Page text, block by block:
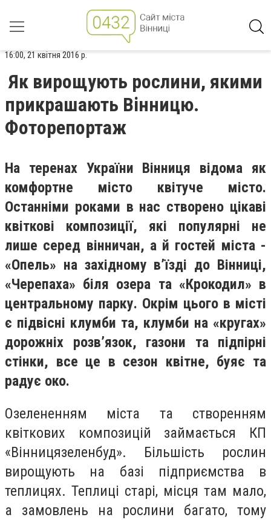
16:00, 21 квітня 2016 р.
Як вирощують рослини, якими
прикрашають Вінницю.
Фоторепортаж
На теренах України Вінниця відома як
комфортне місто квітуче місто.
Останніми роками в нас створено цікаві
квіткові композиції, які популярні не
лише серед вінничан, а й гостей міста -
«Опель» на західному в’їзді до Вінниці,
«Черепаха» біля озера та «Крокодил» в
центральному парку. Окрім цього в місті
є підвісні клумби та, клумби на «кругах»
дорожніх розв’язок, газони та підпірні
стінки, все це в сезон квітне, буяє та
радує око.
Озелененням міста та створенням
квіткових композицій займається КП
«Вінницязеленбуд». Більшість рослин
вирощують на базі підприємства в
теплицях. Теплиці старі, місця там мало,
а замовлень на рослини багато, тому